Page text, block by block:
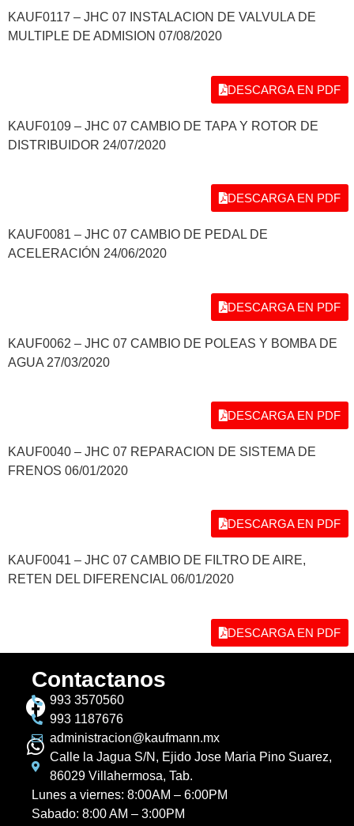
KAUF0117 – JHC 07 INSTALACION DE VALVULA DE
MULTIPLE DE ADMISION 07/08/2020
DESCARGA EN PDF
KAUF0109 – JHC 07 CAMBIO DE TAPA Y ROTOR DE
DISTRIBUIDOR 24/07/2020
DESCARGA EN PDF
KAUF0081 – JHC 07 CAMBIO DE PEDAL DE
ACELERACIÓN 24/06/2020
DESCARGA EN PDF
KAUF0062 – JHC 07 CAMBIO DE POLEAS Y BOMBA DE
AGUA 27/03/2020
DESCARGA EN PDF
KAUF0040 – JHC 07 REPARACION DE SISTEMA DE
FRENOS 06/01/2020
DESCARGA EN PDF
KAUF0041 – JHC 07 CAMBIO DE FILTRO DE AIRE,
RETEN DEL DIFERENCIAL 06/01/2020
DESCARGA EN PDF
Contactanos
993 3570560
993 1187676
administracion@kaufmann.mx
Calle la Jagua S/N, Ejido Jose Maria Pino Suarez,
86029 Villahermosa, Tab.
Lunes a viernes: 8:00AM – 6:00PM
Sabado: 8:00 AM – 3:00PM